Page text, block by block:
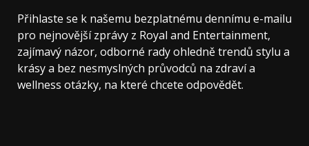
Přihlaste se k našemu bezplatnému dennímu e-mailu
pro nejnovější zprávy z Royal and Entertainment,
zajímavý názor, odborné rady ohledně trendů stylu a
krásy a bez nesmyslných průvodců na zdraví a
wellness otázky, na které chcete odpovědět.